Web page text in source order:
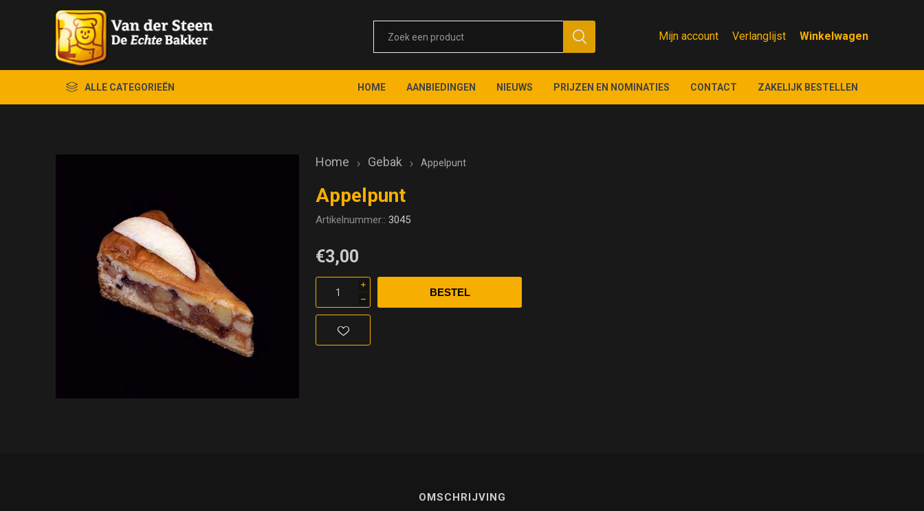
Mijn account Verlanglijst
ALLE CATEGORIEËN HOME AANBIEDINGEN NIEUWS PRIJZEN EN NOMINATIES CONTACT ZAKELIJK BESTELLEN
Home Gebak Appelpunt
Appelpunt
Artikelnummer:: 3045
€3,00
i
h
OMSCHRIJVING